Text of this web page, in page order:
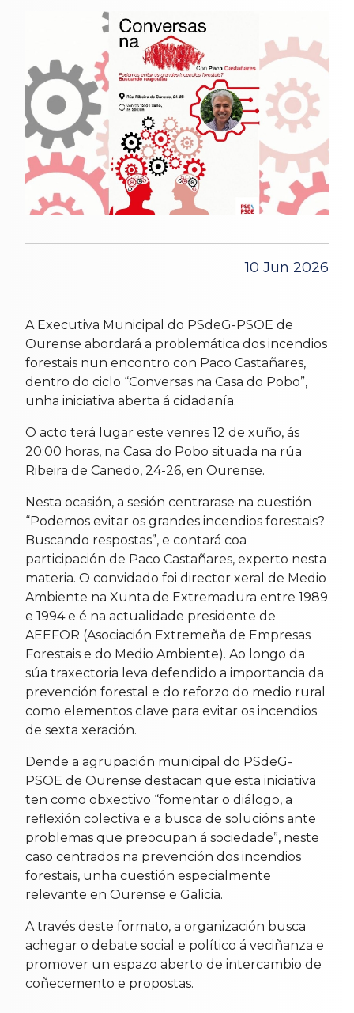
10 Jun 2026
A Executiva Municipal do PSdeG-PSOE de
Ourense abordará a problemática dos incendios
forestais nun encontro con Paco Castañares,
dentro do ciclo “Conversas na Casa do Pobo”,
unha iniciativa aberta á cidadanía.
O acto terá lugar este venres 12 de xuño, ás
20:00 horas, na Casa do Pobo situada na rúa
Ribeira de Canedo, 24-26, en Ourense.
Nesta ocasión, a sesión centrarase na cuestión
“Podemos evitar os grandes incendios forestais?
Buscando respostas”, e contará coa
participación de Paco Castañares, experto nesta
materia. O convidado foi director xeral de Medio
Ambiente na Xunta de Extremadura entre 1989
e 1994 e é na actualidade presidente de
AEEFOR (Asociación Extremeña de Empresas
Forestais e do Medio Ambiente). Ao longo da
súa traxectoria leva defendido a importancia da
prevención forestal e do reforzo do medio rural
como elementos clave para evitar os incendios
de sexta xeración.
Dende a agrupación municipal do PSdeG-
PSOE de Ourense destacan que esta iniciativa
ten como obxectivo “fomentar o diálogo, a
reflexión colectiva e a busca de solucións ante
problemas que preocupan á sociedade”, neste
caso centrados na prevención dos incendios
forestais, unha cuestión especialmente
relevante en Ourense e Galicia.
A través deste formato, a organización busca
achegar o debate social e político á veciñanza e
promover un espazo aberto de intercambio de
coñecemento e propostas.